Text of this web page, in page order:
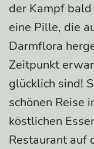
der Kampf
eine Pille, die
Darmflora
Zeitpunkt
glücklich sind!
schönen Reise
köstlichen
Restaurant auf